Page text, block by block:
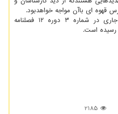
قهوه ای باآن مواجه خواهدبود.
نتایج این پژوهش پائیز سال جاری در شماره ۳ دوره ۱۲ فصلنامه
است.
2185